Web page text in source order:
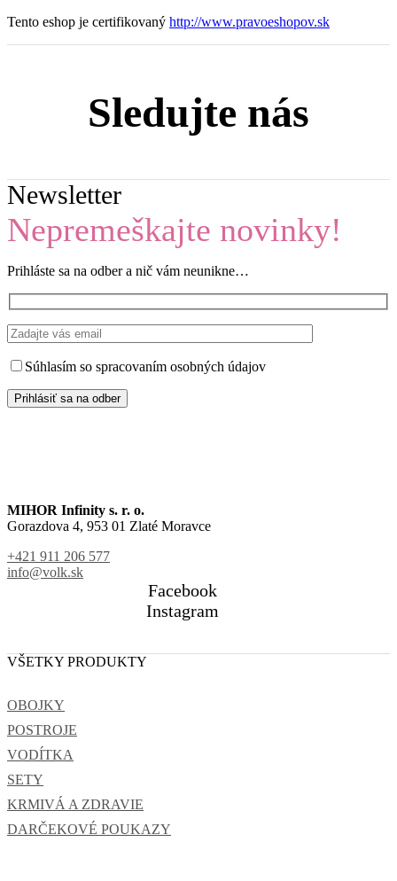
Tento eshop je certifikovaný http://www.pravoeshopov.sk
Sledujte nás
Newsletter
Nepremeškajte novinky!
Prihláste sa na odber a nič vám neunikne…
Súhlasím so spracovaním osobných údajov
MIHOR Infinity s. r. o.
Gorazdova 4, 953 01 Zlaté Moravce
+421 911 206 577
info@volk.sk
Facebook
Instagram
VŠETKY PRODUKTY
OBOJKY
POSTROJE
VODÍTKA
SETY
KRMIVÁ A ZDRAVIE
DARČEKOVÉ POUKAZY